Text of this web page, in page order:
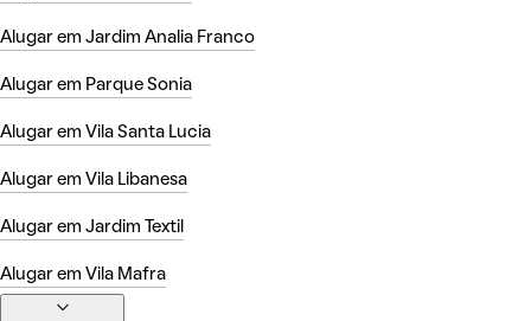
Alugar em Jardim Analia Franco
Alugar em Parque Sonia
Alugar em Vila Santa Lucia
Alugar em Vila Libanesa
Alugar em Jardim Textil
Alugar em Vila Mafra